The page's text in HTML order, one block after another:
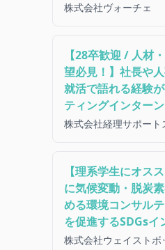
株式会社ヴォーチェ
【28卒歓迎 / 人材
望必見！】社長や
就活で語れる経験
ティングインターン
株式会社経理サポート
【理系学生にオス
に気候変動・脱炭
める環境コンサル
を促進するSDGsイ
株式会社ウェイストボ